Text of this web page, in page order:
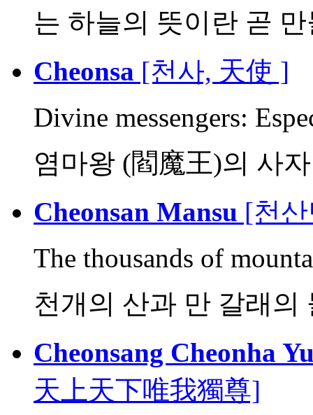
는 하늘의 뜻이란 곧 만
Cheonsa [천사, 天使 ]
Divine messengers:
염마왕 (閻魔王)의 사
Cheonsan Mansu [천
The thousands of
천개의 산과 만 갈래의
Cheonsang Cheonha
天上天下唯我獨尊]